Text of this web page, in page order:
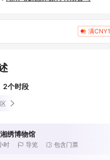
满
2个时段
绣博物馆
时 导览 包含门票